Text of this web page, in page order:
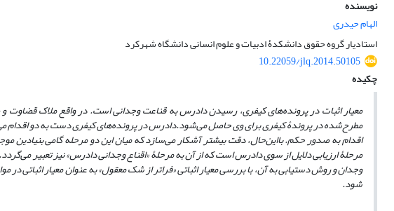
نویسنده
الهام حیدری
استادیار گروه حقوق دانشکدۀ ادبیات و علوم انسانی دانشگاه شهرکرد
10.22059/jlq.2014.50105
چکیده
معیار اثبات در پرونده‌های کیفری، رسیدن دادرس به قناعت وجدانی است. در واقع ملاک
مطرح‌شده در پروندۀ کیفری برای وی حاصل می‌شود.دادرس در پرونده‌های کیفری دست به دو اقدام
اقدام به صدور حکم. بااین‌حال، دقت بیشتر آشکار می‌سازد که میان این دو مرحله گامی
مرحلۀ ارزیابی دلایل از سوی دادرس است که از آن به مرحلۀ«اقناع وجدانی دادرس»نیز تعبیر
وجدان و روش دستیابی به آن، با بررسی معیار اثباتی«فراتر از شک معقول»به عنوان معیار اثباتی در
شود.